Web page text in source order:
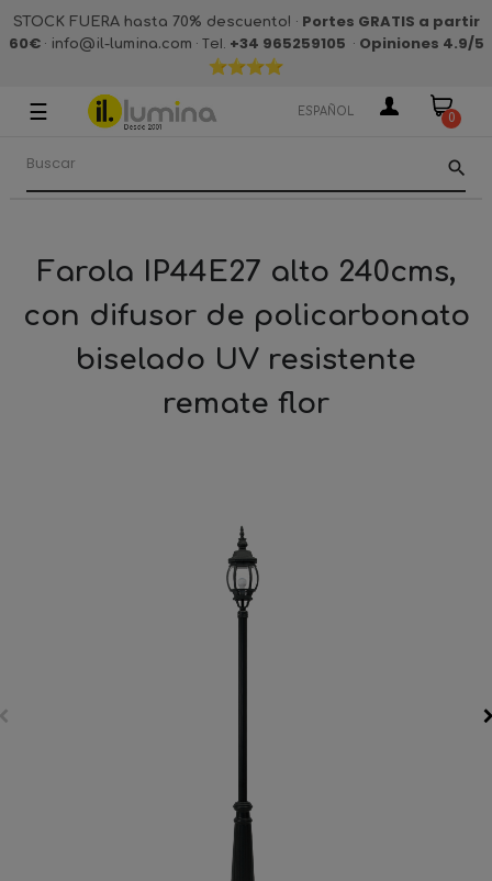
STOCK FUERA hasta 70% descuento! · Portes GRATIS a partir
60€· info@il-lumina.com · Tel. +34 965259105 · Opiniones 4.9/5
Navegación
palanca
☰ ESPAÑOL 0
search
Farola IP44E27 alto 240cms,
con difusor de policarbonato
biselado UV resistente
remate flor